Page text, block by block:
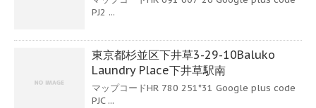
PJ2 ...
東京都杉並区下井草3-29-10Baluko
Laundry Place下井草駅南
マップコードHR 780 251*31 Google plus code
PJC ...